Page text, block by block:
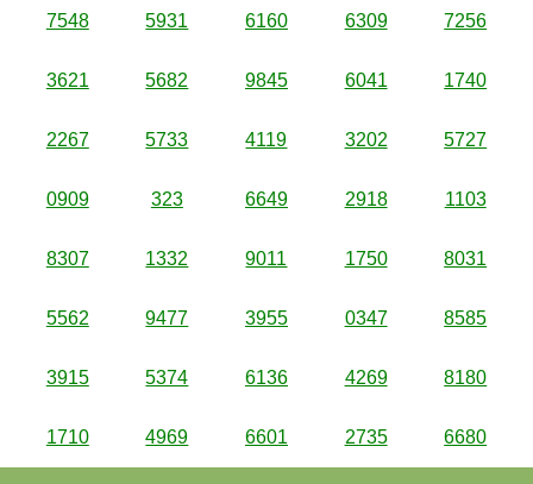
7548 5931 6160 6309 7256
3621 5682 9845 6041 1740
2267 5733 4119 3202 5727
0909 323 6649 2918 1103
8307 1332 9011 1750 8031
5562 9477 3955 0347 8585
3915 5374 6136 4269 8180
1710 4969 6601 2735 6680